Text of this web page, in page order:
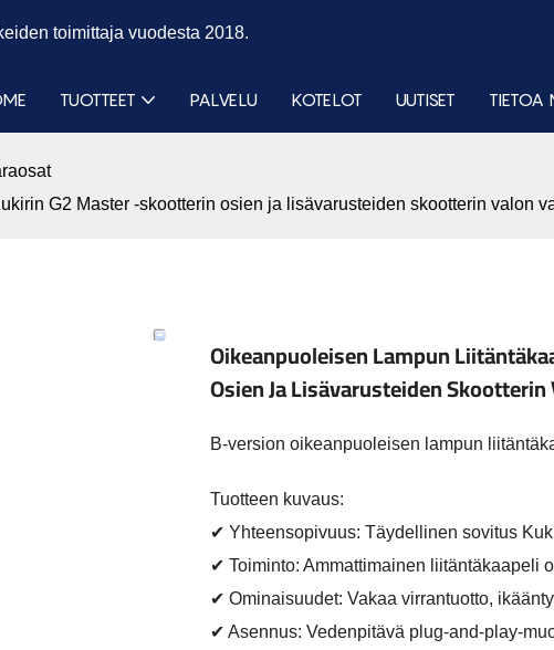
toimittaja vuodesta 2018.
TUOTTEET PALVELU KOTELOT UUTISET TIETOA
G2 Master -skootterin osien ja lisävarusteiden skootterin valon
Oikeanpuoleisen Lampun
Osien Ja Lisävarusteiden
B-version oikeanpuoleisen lampun
Tuotteen kuvaus:
✔ Yhteensopivuus: Täydellinen sovitus
✔ Toiminto: Ammattimainen liitäntäkaapeli
✔ Ominaisuudet: Vakaa virrantuotto,
✔ Asennus: Vedenpitävä plug-and-play-